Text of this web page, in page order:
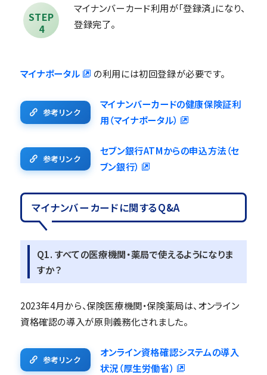
STEP
4
マイナンバーカード利用が「登録済」になり、
登録完了。
マイナポータル の利用には初回登録が必要です。
参考リンク
マイナンバーカードの健康保険証利
用（マイナポータル）
参考リンク
セブン銀行ATMからの申込方法（セ
ブン銀行）
マイナンバーカードに関するQ&A
Q1. すべての医療機関・薬局で使えるようになりま
すか？
2023年4月から、保険医療機関・保険薬局は、オンライン
資格確認の導入が原則義務化されました。
参考リンク
オンライン資格確認システムの導入
状況（厚生労働省）